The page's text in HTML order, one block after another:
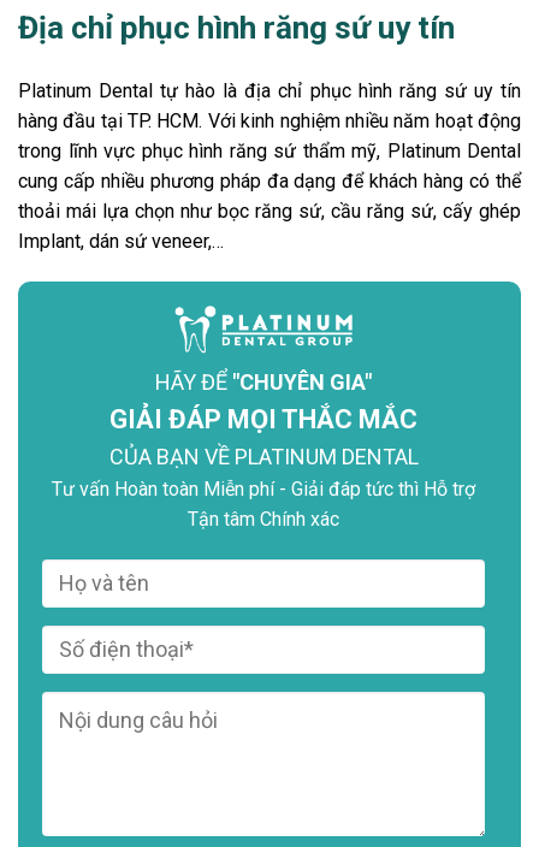
Địa chỉ phục hình răng sứ uy tín
Platinum Dental tự hào là địa chỉ phục hình răng sứ uy tín
hàng đầu tại TP. HCM. Với kinh nghiệm nhiều năm hoạt động
trong lĩnh vực phục hình răng sứ thẩm mỹ, Platinum Dental
cung cấp nhiều phương pháp đa dạng để khách hàng có thể
thoải mái lựa chọn như bọc răng sứ, cầu răng sứ, cấy ghép
Implant, dán sứ veneer,…
HÃY ĐỂ "CHUYÊN GIA"
GIẢI ĐÁP MỌI THẮC MẮC
CỦA BẠN VỀ PLATINUM DENTAL
Tư vấn Hoàn toàn Miễn phí - Giải đáp tức thì Hỗ trợ
Tận tâm Chính xác